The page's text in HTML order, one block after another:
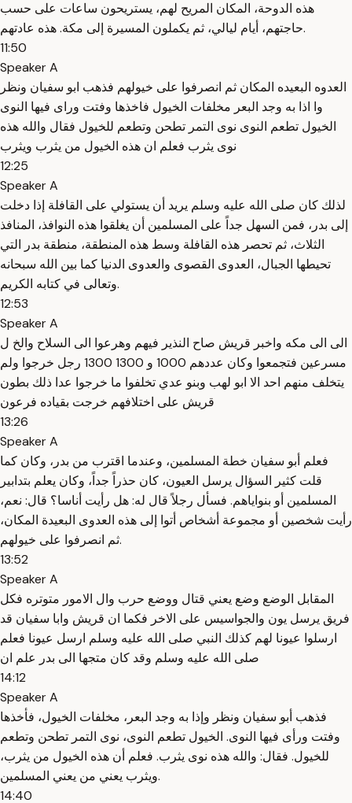
هذه الدوحة، المكان المريح لهم، يستريحون ساعات على حسب
حاجتهم، أيام ليالي، ثم يكملون المسيرة إلى مكة. هذه عادتهم.
11:50
Speaker A
العدوه البعيده المكان ثم انصرفوا على خيولهم فذهب ابو سفيان ونظر
وا اذا به وجد البعر مخلفات الخيول فاخذها وفتت وراى فيها النوى
الخيول تطعم النوى نوى التمر تطحن وتطعم للخيول فقال والله هذه
نوى يثرب فعلم ان هذه الخيول من يثرب ويثرب
12:25
Speaker A
لذلك كان صلى الله عليه وسلم يريد أن يستولي على القافلة إذا دخلت
إلى بدر، فمن السهل جداً على المسلمين أن يغلقوا هذه النوافذ، المنافذ
الثلاث، ثم تحصر هذه القافلة وسط هذه المنطقة، منطقة بدر التي
تحيطها الجبال، العدوى القصوى والعدوى الدنيا كما بين الله سبحانه
وتعالى في كتابه الكريم.
12:53
Speaker A
الى الى مكه واخبر قريش صاح النذير فيهم وهرعوا الى السلاح والخ ل
مسرعين فتجمعوا وكان عددهم 1000 و 1300 1300 رجل خرجوا ولم
يتخلف منهم احد الا ابو لهب وبنو عدي تخلفوا ما خرجوا عدا ذلك بطون
قريش على اختلافهم خرجت بقياده فرعون
13:26
Speaker A
فعلم أبو سفيان خطة المسلمين، وعندما اقترب من بدر، وكان كما
قلت كثير السؤال يرسل العيون، كان حذراً جداً، وكان يعلم بتدابير
المسلمين أو بنواياهم. فسأل رجلاً قال له: هل رأيت أناسا؟ قال: نعم،
رأيت شخصين أو مجموعة أشخاص أتوا إلى هذه العدوى البعيدة المكان،
ثم انصرفوا على خيولهم.
13:52
Speaker A
المقابل الوضع وضع يعني قتال ووضع حرب وال الامور متوتره فكل
فريق يرسل يون والجواسيس على الاخر فكما ان قريش وابا سفيان قد
ارسلوا عيونا لهم كذلك النبي صلى الله عليه وسلم ارسل عيونا فعلم
صلى الله عليه وسلم وقد كان متجها الى بدر علم ان
14:12
Speaker A
فذهب أبو سفيان ونظر وإذا به وجد البعر، مخلفات الخيول، فأخذها
وفتت ورأى فيها النوى. الخيول تطعم النوى، نوى التمر تطحن وتطعم
للخيول. فقال: والله هذه نوى يثرب. فعلم أن هذه الخيول من يثرب،
ويثرب يعني من يعني المسلمين.
14:40